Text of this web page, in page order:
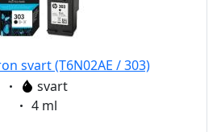
svart (T6N02AE / 303)
Eigenschaft:
svart
Eigenschaft:
4 ml